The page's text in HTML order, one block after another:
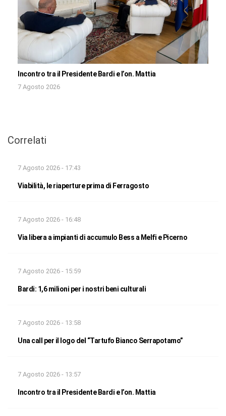
Incontro tra il Presidente Bardi e l’on. Mattia
7 Agosto 2026
Correlati
7 Agosto 2026 - 17:43
Viabilità, le riaperture prima di Ferragosto
7 Agosto 2026 - 16:48
Via libera a impianti di accumulo Bess a Melfi e Picerno
7 Agosto 2026 - 15:59
Bardi: 1,6 milioni per i nostri beni culturali
7 Agosto 2026 - 13:58
Una call per il logo del “Tartufo Bianco Serrapotamo”
7 Agosto 2026 - 13:57
Incontro tra il Presidente Bardi e l’on. Mattia